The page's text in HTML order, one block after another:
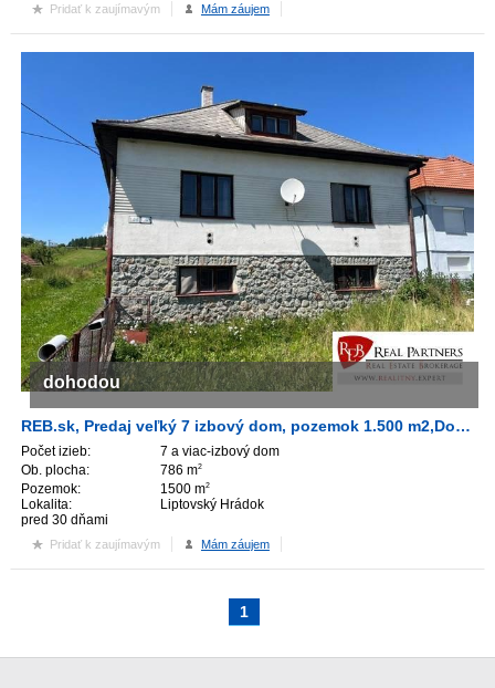
Pridať k zaujímavým Mám záujem
REB.sk, Predaj veľký 7 izbový dom, pozemok 1.500 m2,Dovalovo
Počet izieb:
7 a viac-izbový dom
Ob. plocha:
786 m2
Pozemok: 1500 m2
Lokalita:
Liptovský Hrádok
pred 30 dňami
dohodou
Pridať k zaujímavým Mám záujem
1